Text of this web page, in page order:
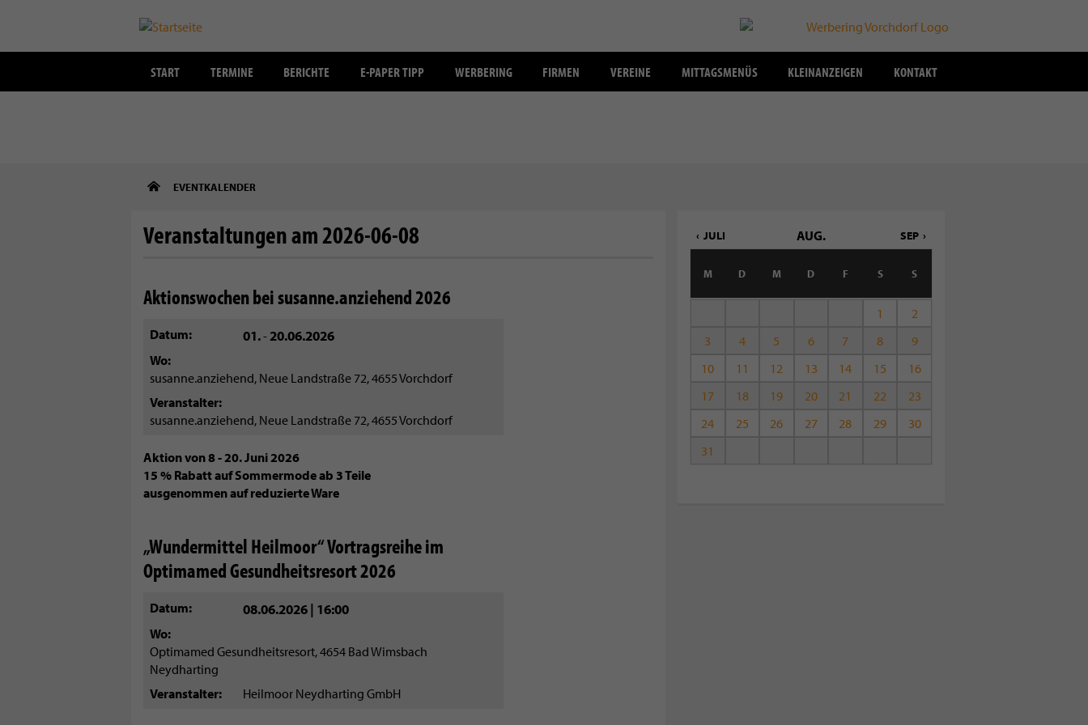
START TERMINE BERICHTE E-PAPER TIPP WERBERING FIRMEN VEREINE MITTAGSMENÜS KLEINANZEIGEN KONTAKT
EVENTKALENDER
Veranstaltungen am 2026-06-08
Aktionswochen bei susanne.anziehend 2026
Datum 01.- 20.06.2026
Wo
susanne.anziehend, Neue Landstraße 72, 4655 Vorchdorf
Veranstalter
susanne.anziehend, Neue Landstraße 72, 4655 Vorchdorf
Aktion von 8 - 20. Juni 2026
15 % Rabatt auf Sommermode ab 3 Teile
ausgenommen auf reduzierte Ware
„Wundermittel Heilmoor“ Vortragsreihe im
Optimamed Gesundheitsresort 2026
Datum 08.06.2026 | 16:00
Wo
Optimamed Gesundheitsresort, 4654 Bad Wimsbach
Neydharting
Veranstalter
Heilmoor Neydharting GmbH
JULI AUG. SEP
M D M D F S S
1
2
3
4 5 6 7 8
9
10
11 12 13 14 15
16
17
18 19 20 21 22
23
24
25 26 27 28 29
30
31